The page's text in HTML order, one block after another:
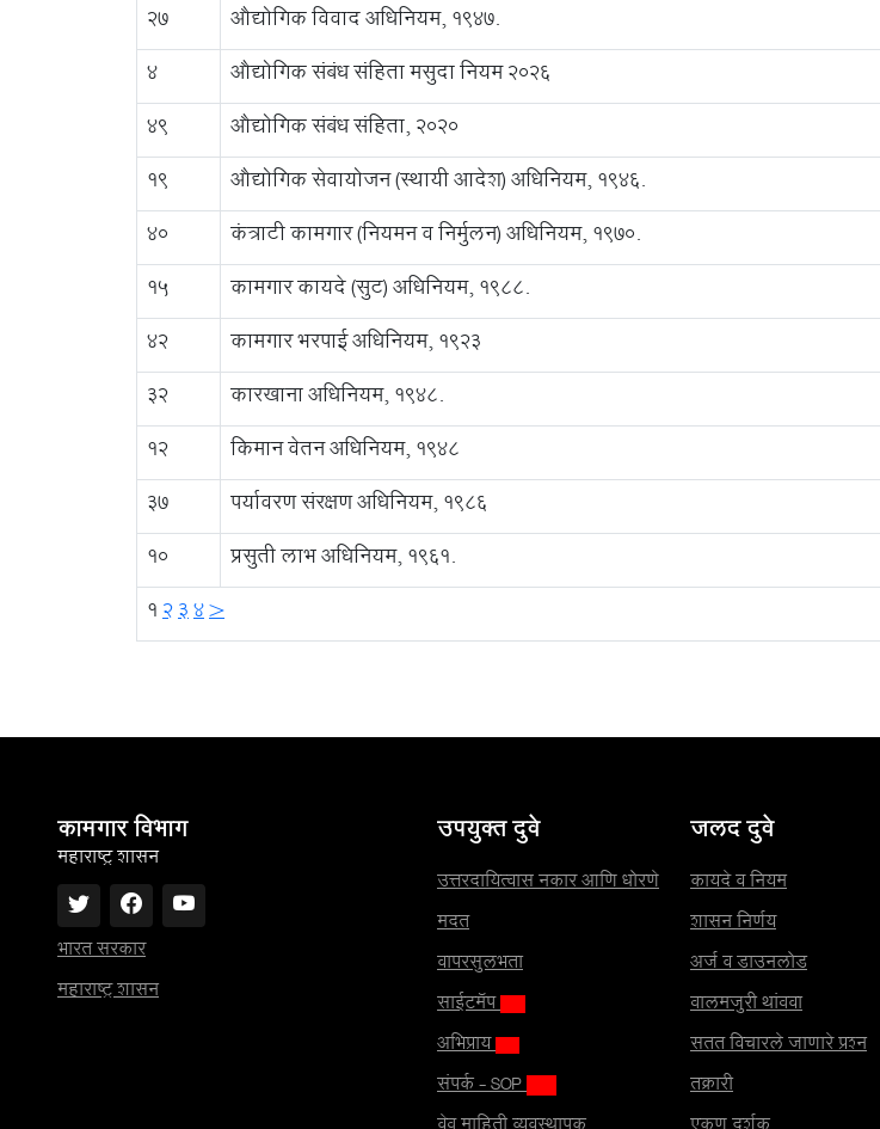
1234>
27
औद्योगिक विवाद अधिनियम, १९४७.
4
औद्योगिक संबंध संहिता मसुदा नियम २०२६
49
औद्योगिक संबंध संहिता, २०२०
19
औद्योगिक सेवायोजन (स्थायी आदेश) अधिनियम, १९४६.
40
कंत्राटी कामगार (नियमन व निर्मुलन) अधिनियम, १९७०.
15
कामगार कायदे (सुट) अधिनियम, १९८८.
42
कामगार भरपाई अधिनियम, १९२३
32
कारखाना अधिनियम, १९४८.
12
किमान वेतन अधिनियम, १९४८
37
पर्यावरण संरक्षण अधिनियम, १९८६
10
प्रसुती लाभ अधिनियम, १९६१.
कामगार विभाग
महाराष्ट्र शासन
भारत सरकार
महाराष्ट्र शासन
उपयुक्त दुवे
उत्तरदायित्वास नकार आणि धोरणे
मदत
वापरसुलभता
साईटमॅप
अभिप्राय
संपर्क - SOP
जलद दुवे
कायदे व नियम
शासन निर्णय
अर्ज व डाउनलोड
बालमजुरी थांबवा
सतत विचारले जाणारे प्रश्न
तक्रारी